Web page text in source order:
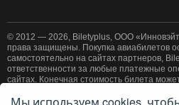
© 2012 — 2026, Biletyplus, ООО
права защищены. Покупка авиабилетов
самостоятельно на сайтах партнеров,
ответственности за любые платежные
сайтах. Конечная стоимость билета